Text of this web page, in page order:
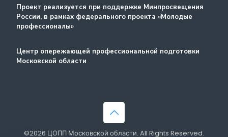
Методический портал
Проект реализуется при поддержке Минпросвещения
России, в рамках федерального проекта «Молодые
профессионалы»
Центр опережающей профессиональной подготовки
Московской области
©2026 ЦОПП Московской области. All Rights Reserved.